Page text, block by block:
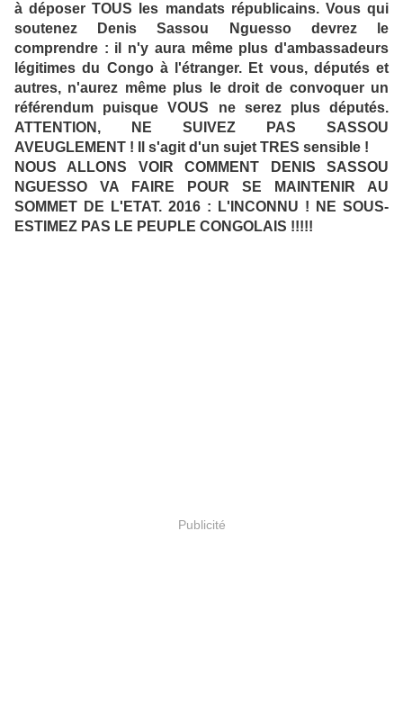
à déposer TOUS les mandats républicains. Vous qui
soutenez Denis Sassou Nguesso devrez le
comprendre : il n'y aura même plus d'ambassadeurs
légitimes du Congo à l'étranger. Et vous, députés et
autres, n'aurez même plus le droit de convoquer un
référendum puisque VOUS ne serez plus députés.
ATTENTION, NE SUIVEZ PAS SASSOU
AVEUGLEMENT ! Il s'agit d'un sujet TRES sensible !
NOUS ALLONS VOIR COMMENT DENIS SASSOU
NGUESSO VA FAIRE POUR SE MAINTENIR AU
SOMMET DE L'ETAT. 2016 : L'INCONNU ! NE SOUS-
ESTIMEZ PAS LE PEUPLE CONGOLAIS !!!!!
Publicité